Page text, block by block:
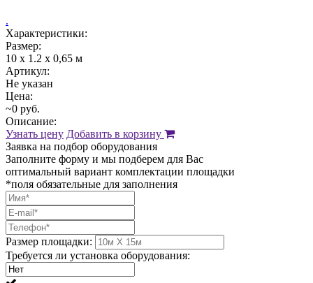
.
Характеристики:
Размер:
10 x 1.2 х 0,65 м
Артикул:
Не указан
Цена:
~0 руб.
Описание:
Узнать цену Добавить в корзину
Заявка на подбор оборудования
Заполните форму и мы подберем для Вас
оптимальный вариант комплектации площадки
*поля обязательные для заполнения
Размер площадки:
Требуется ли установка оборудования: